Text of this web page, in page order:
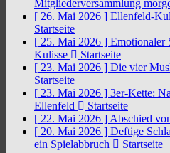
Mitgliederversammlung
[ 26. Mai 2026 ] Ellenfeld-
Startseite
[ 25. Mai 2026 ] Emotionaler
Kulisse
Startseite
[ 23. Mai 2026 ] Die vier
Startseite
[ 23. Mai 2026 ] 3er-Kette:
Ellenfeld
Startseite
[ 22. Mai 2026 ] Abschied
[ 20. Mai 2026 ] Deftige
ein Spielabbruch
Startseite